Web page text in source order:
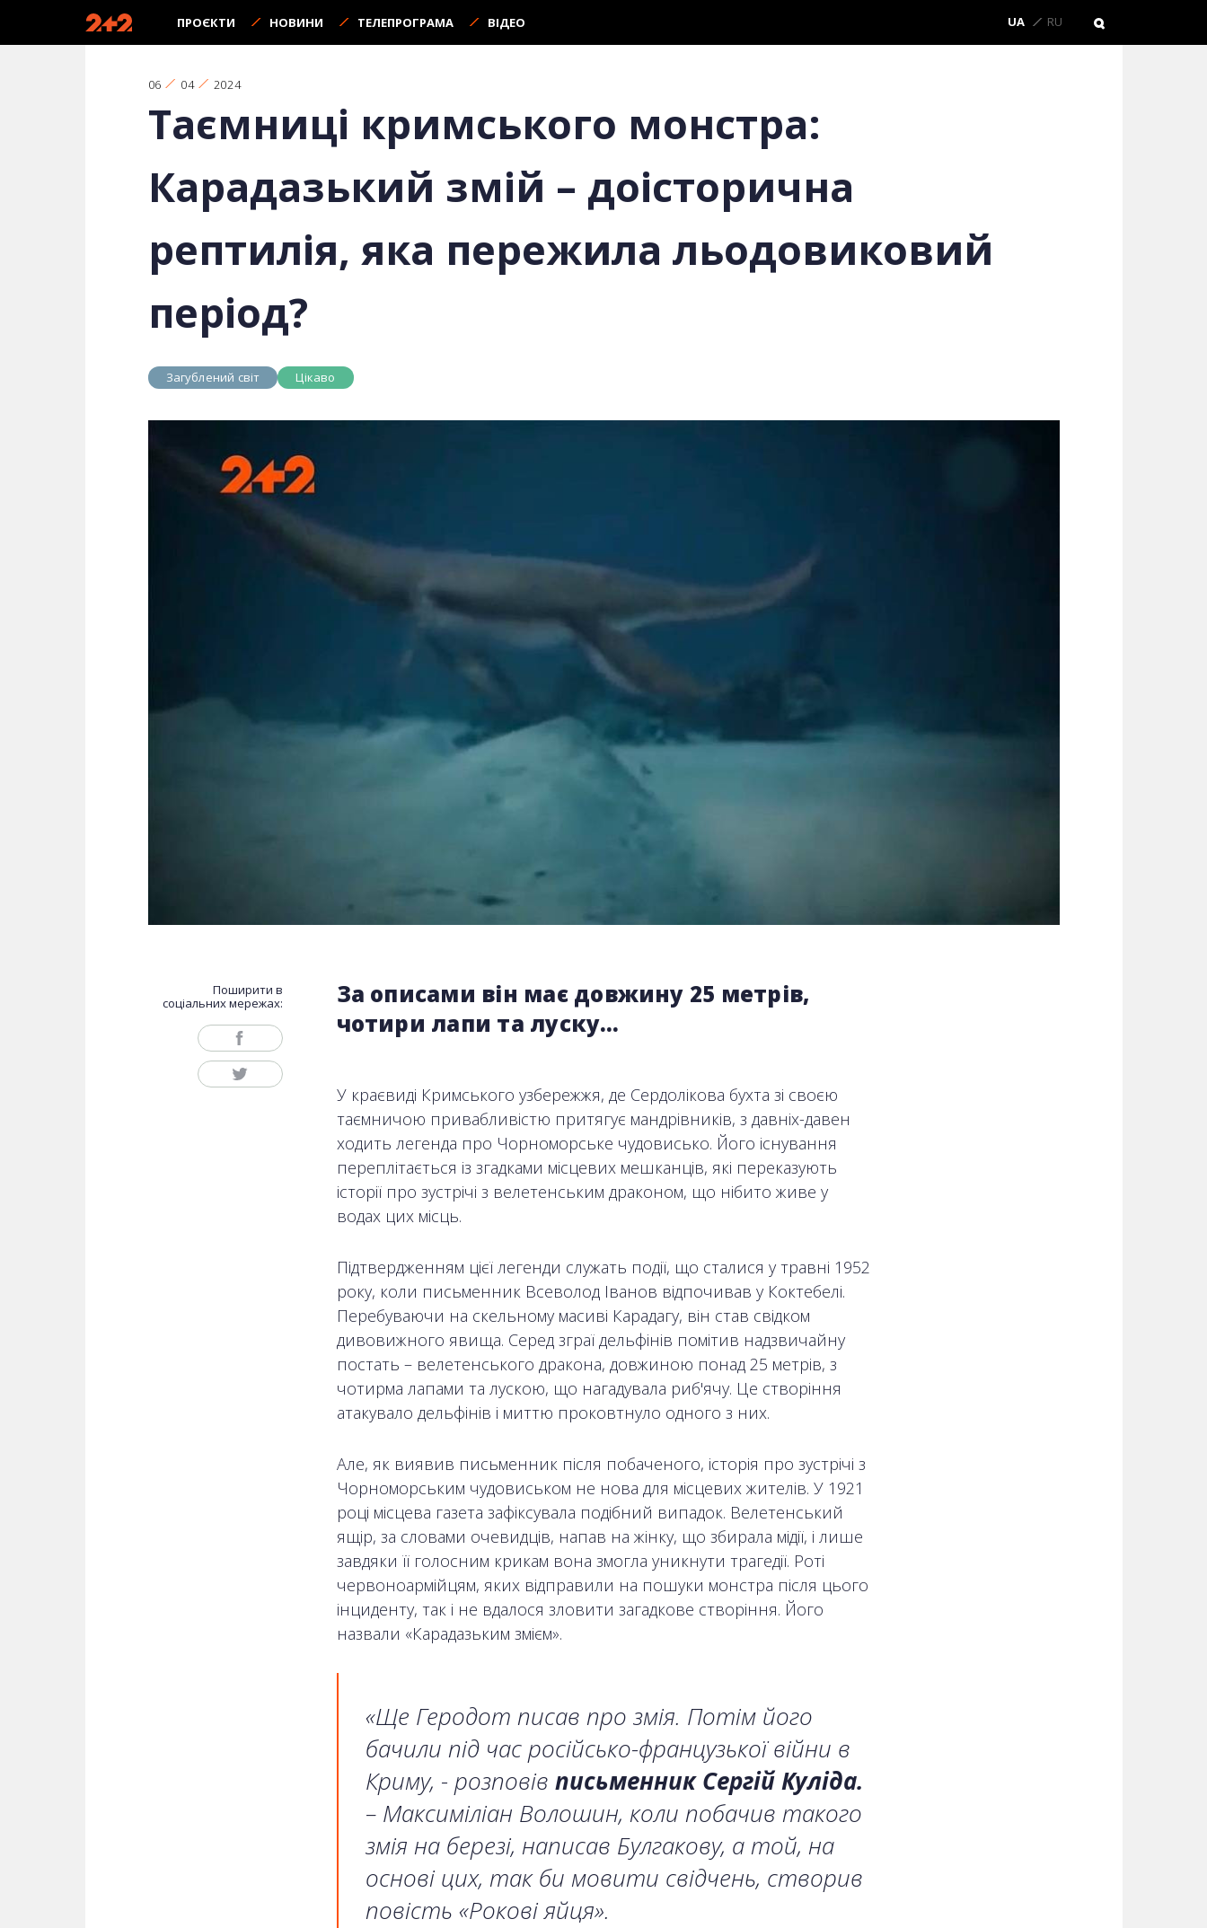
ПРОЄКТИ НОВИНИ ТЕЛЕПРОГРАМА ВІДЕО UA RU
06 04 2024
Таємниці кримського монстра:
Карадазький змій – доісторична
рептилія, яка пережила льодовиковий
період?
Загублений світ Цікаво
Поширити в
соціальних мережах:
За описами він має довжину 25 метрів,
чотири лапи та луску…
У краєвиді Кримського узбережжя, де Сердолікова бухта зі своєю
таємничою привабливістю притягує мандрівників, з давніх-давен
ходить легенда про Чорноморське чудовисько. Його існування
переплітається із згадками місцевих мешканців, які переказують
історії про зустрічі з велетенським драконом, що нібито живе у
водах цих місць.
Підтвердженням цієї легенди служать події, що сталися у травні 1952
року, коли письменник Всеволод Іванов відпочивав у Коктебелі.
Перебуваючи на скельному масиві Карадагу, він став свідком
дивовижного явища. Серед зграї дельфінів помітив надзвичайну
постать – велетенського дракона, довжиною понад 25 метрів, з
чотирма лапами та лускою, що нагадувала риб'ячу. Це створіння
атакувало дельфінів і миттю проковтнуло одного з них.
Але, як виявив письменник після побаченого, історія про зустрічі з
Чорноморським чудовиськом не нова для місцевих жителів. У 1921
році місцева газета зафіксувала подібний випадок. Велетенський
ящір, за словами очевидців, напав на жінку, що збирала мідії, і лише
завдяки її голосним крикам вона змогла уникнути трагедії. Роті
червоноармійцям, яких відправили на пошуки монстра після цього
інциденту, так і не вдалося зловити загадкове створіння. Його
назвали «Карадазьким змієм».
«Ще Геродот писав про змія. Потім його
бачили під час російсько-французької війни в
Криму, - розповів письменник Сергій Куліда.
– Максиміліан Волошин, коли побачив такого
змія на березі, написав Булгакову, а той, на
основі цих, так би мовити свідчень, створив
повість «Рокові яйця».